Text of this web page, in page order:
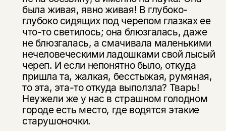
была живая, явно живая! В глубоко-
глубоко сидящих под черепом глазках ее
что-то светилось; она блюзгалась, даже
не блюзгалась, а смачивала маленькими
нечеловеческими ладошками свой лысый
череп. И если непонятно было, откуда
пришла та, жалкая, бесстыжая, румя­ная,
то эта, эта-то откуда выползла? Тварь!
Неужели же у нас в страшном голодном
городе есть место, где водятся этакие
старушоночки.